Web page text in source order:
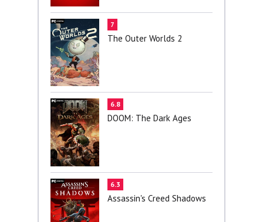
7
The Outer Worlds 2
6.8
DOOM: The Dark Ages
6.3
Assassin's Creed Shadows